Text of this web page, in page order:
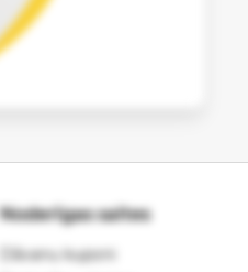
Noderīgas saites
Dāvanu kuponi